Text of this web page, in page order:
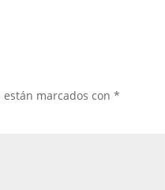
están marcados con*